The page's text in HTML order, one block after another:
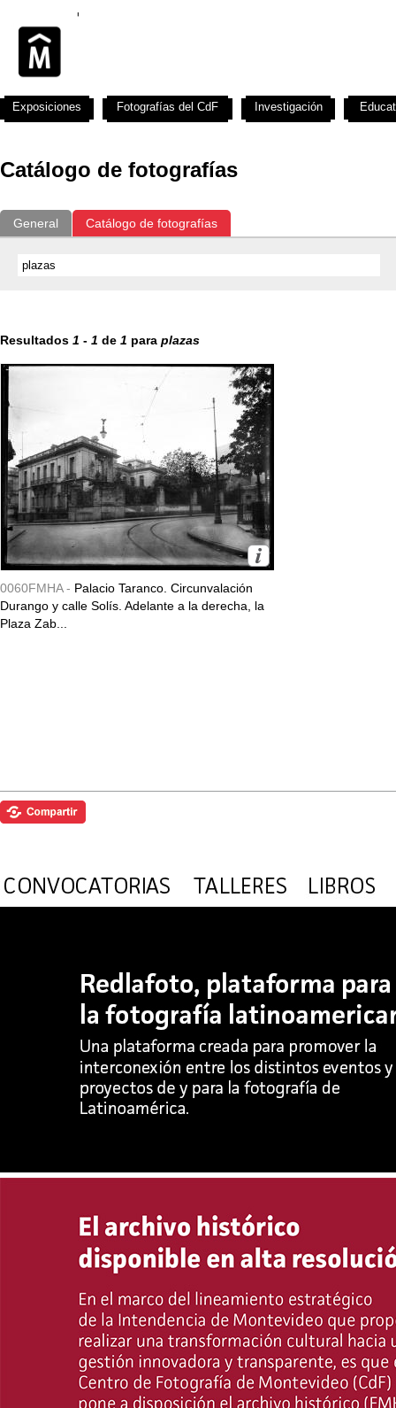
Catálogo de fotografías
General Catálogo de fotografías
Resultados 1 - 1 de 1 para plazas
0060FMHA - Palacio Taranco. Circunvalación
Durango y calle Solís. Adelante a la derecha, la
Plaza Zab...
Exposiciones Fotografías del CdF Investigación